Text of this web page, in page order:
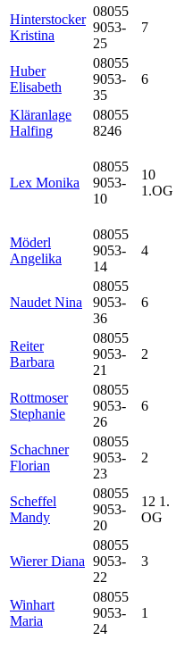
Hinterstocker
Kristina
08055
9053-
25
7
Huber
Elisabeth
08055
9053-
35
6
Kläranlage
Halfing
08055
8246
Lex Monika
08055
9053-
10
10
1.OG
Möderl
Angelika
08055
9053-
14
4
Naudet Nina
08055
9053-
36
6
Reiter
Barbara
08055
9053-
21
2
Rottmoser
Stephanie
08055
9053-
26
6
Schachner
Florian
08055
9053-
23
2
Scheffel
Mandy
08055
9053-
20
12 1.
OG
Wierer Diana
08055
9053-
22
3
Winhart
Maria
08055
9053-
24
1